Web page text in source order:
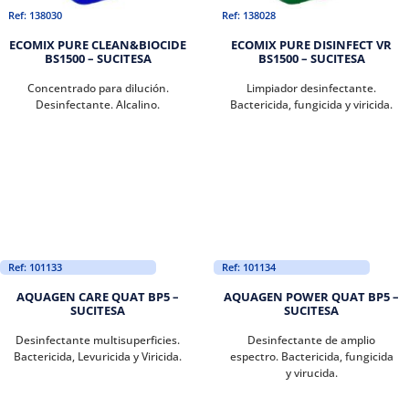
Ref: 138030
ECOMIX PURE CLEAN&BIOCIDE
BS1500 – SUCITESA
Concentrado para dilución.
Desinfectante. Alcalino.
Ref: 138028
ECOMIX PURE DISINFECT VR
BS1500 – SUCITESA
Limpiador desinfectante.
Bactericida, fungicida y viricida.
Ref: 101133
AQUAGEN CARE QUAT BP5 –
SUCITESA
Desinfectante multisuperficies.
Bactericida, Levuricida y Viricida.
Ref: 101134
AQUAGEN POWER QUAT BP5 –
SUCITESA
Desinfectante de amplio
espectro. Bactericida, fungicida
y virucida.